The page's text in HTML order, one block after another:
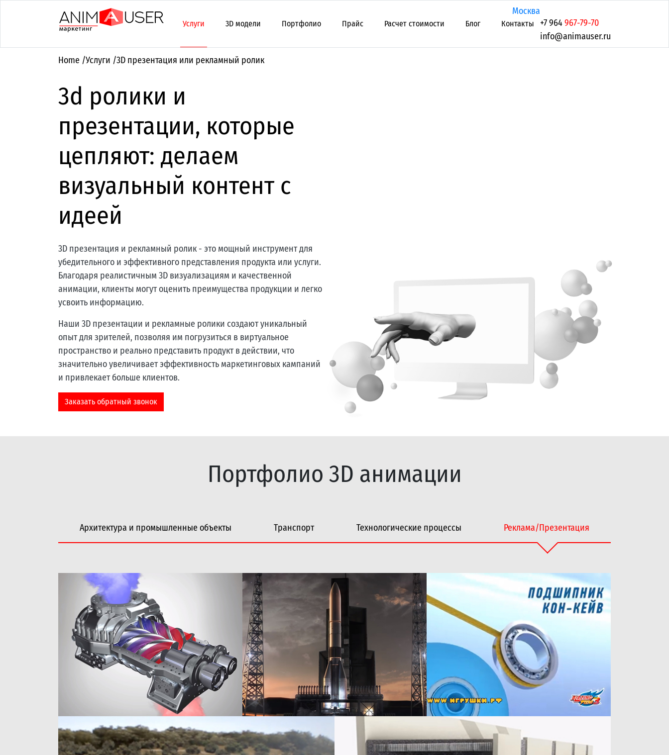
Услуги 3D модели Портфолио Прайс Расчет стоимости Блог Контакты
Москва
+7 964967-79-70
info@animauser.ru
Home /Услуги /3D презентация или рекламный ролик
3d ролики и
презентации, которые
цепляют: делаем
визуальный контент с
идеей
3D презентация и рекламный ролик - это мощный инструмент для
убедительного и эффективного представления продукта или услуги.
Благодаря реалистичным 3D визуализациям и качественной
анимации, клиенты могут оценить преимущества продукции и легко
усвоить информацию.
Наши 3D презентации и рекламные ролики создают уникальный
опыт для зрителей, позволяя им погрузиться в виртуальное
пространство и реально представить продукт в действии, что
значительно увеличивает эффективность маркетинговых кампаний
и привлекает больше клиентов.
Заказать обратный звонок
Портфолио 3D анимации
Архитектура и промышленные объекты Транспорт Технологические процессы Реклама/Презентация